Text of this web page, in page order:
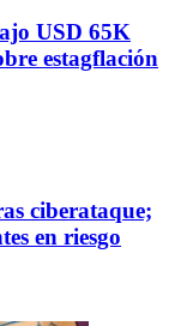
USD 65K
estagflación
ciberataque;
en riesgo